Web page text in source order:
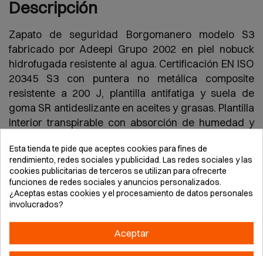
Descripción
Zapato de seguridad Borgomanero modelo S3
fabricado por Adeepi Grupo 2002 en piel nobuck
hidrofugada resistente al agua. Certificación EN ISO
20345 S3 con puntera no metálica composite
resistente a 200 J, plantilla antifatiga y suela de
goma SR antideslizante en aceites y grasas. Plantilla
interior transpirable con absorción de humedad y
propiedades antideslizantes SRC en cerámica y
acero. Acolchado en tobillo y lengua para ajuste
ergonómico. Recomendado para construcción,
industria y obras civiles en condiciones húmedas o
con riesgos mecánicos. Ofrece ligereza,
durabilidad superior y transpirabilidad para uso
prolongado sin ampollas.
Esta tienda te pide que aceptes cookies para fines de
rendimiento, redes sociales y publicidad. Las redes sociales y las
cookies publicitarias de terceros se utilizan para ofrecerte
funciones de redes sociales y anuncios personalizados.
¿Aceptas estas cookies y el procesamiento de datos personales
involucrados?
Aceptar